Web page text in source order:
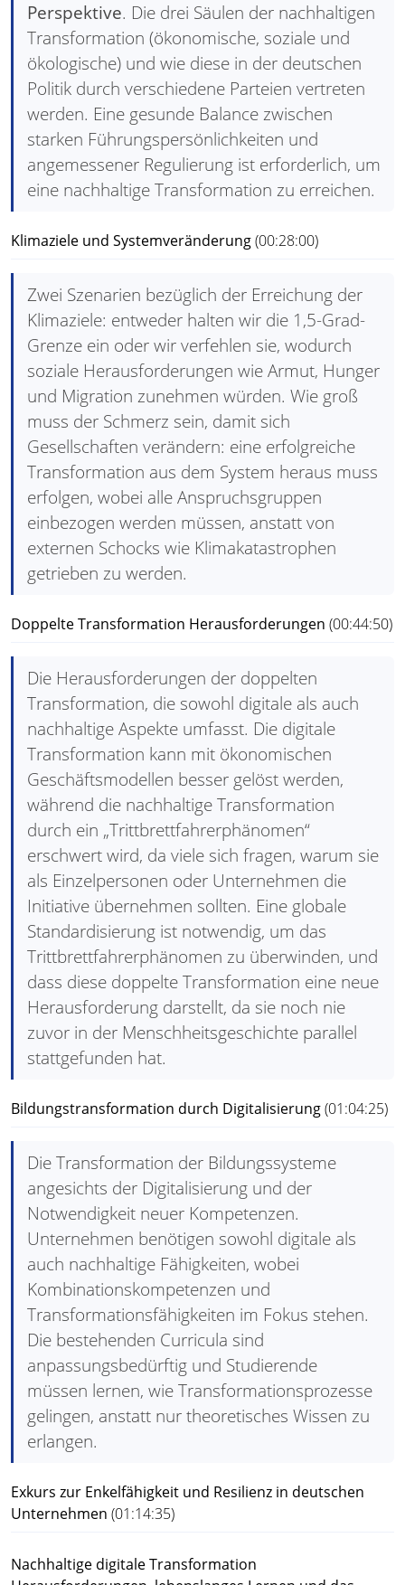
Perspektive. Die drei Säulen der nachhaltigen
Transformation (ökonomische, soziale und
ökologische) und wie diese in der deutschen
Politik durch verschiedene Parteien vertreten
werden. Eine gesunde Balance zwischen
starken Führungspersönlichkeiten und
angemessener Regulierung ist erforderlich, um
eine nachhaltige Transformation zu erreichen.
Klimaziele und Systemveränderung(00:28:00)
Zwei Szenarien bezüglich der Erreichung der
Klimaziele: entweder halten wir die 1,5-Grad-
Grenze ein oder wir verfehlen sie, wodurch
soziale Herausforderungen wie Armut, Hunger
und Migration zunehmen würden. Wie groß
muss der Schmerz sein, damit sich
Gesellschaften verändern: eine erfolgreiche
Transformation aus dem System heraus muss
erfolgen, wobei alle Anspruchsgruppen
einbezogen werden müssen, anstatt von
externen Schocks wie Klimakatastrophen
getrieben zu werden.
Doppelte Transformation Herausforderungen (00:44:50)
Die Herausforderungen der doppelten
Transformation, die sowohl digitale als auch
nachhaltige Aspekte umfasst. Die digitale
Transformation kann mit ökonomischen
Geschäftsmodellen besser gelöst werden,
während die nachhaltige Transformation
durch ein „Trittbrettfahrerphänomen“
erschwert wird, da viele sich fragen, warum sie
als Einzelpersonen oder Unternehmen die
Initiative übernehmen sollten. Eine globale
Standardisierung ist notwendig, um das
Trittbrettfahrerphänomen zu überwinden, und
dass diese doppelte Transformation eine neue
Herausforderung darstellt, da sie noch nie
zuvor in der Menschheitsgeschichte parallel
stattgefunden hat.
Bildungstransformation durch Digitalisierung(01:04:25)
Die Transformation der Bildungssysteme
angesichts der Digitalisierung und der
Notwendigkeit neuer Kompetenzen.
Unternehmen benötigen sowohl digitale als
auch nachhaltige Fähigkeiten, wobei
Kombinationskompetenzen und
Transformationsfähigkeiten im Fokus stehen.
Die bestehenden Curricula sind
anpassungsbedürftig und Studierende
müssen lernen, wie Transformationsprozesse
gelingen, anstatt nur theoretisches Wissen zu
erlangen.
Exkurs zur Enkelfähigkeit und Resilienz in deutschen
Unternehmen (01:14:35)
Nachhaltige digitale Transformation